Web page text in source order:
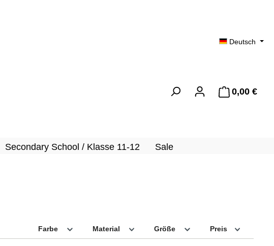
Deutsch
0,00 €
Secondary School / Klasse 11-12 Sale
Farbe Material Größe Preis